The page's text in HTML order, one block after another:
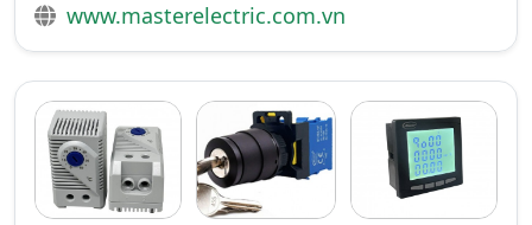
www.masterelectric.com.vn